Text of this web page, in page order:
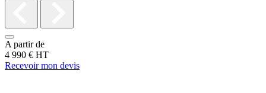
A partir de
4 990 € HT
Recevoir mon devis